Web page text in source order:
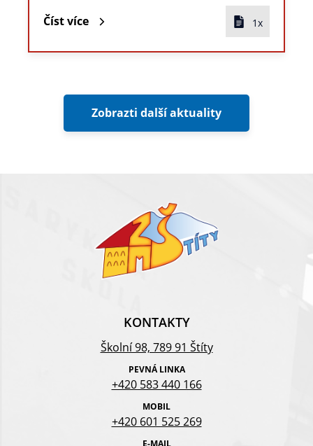
Číst více 1x
Zobrazti další aktuality
KONTAKTY
Školní 98, 789 91 Štíty
PEVNÁ LINKA
+420 583 440 166
MOBIL
+420 601 525 269